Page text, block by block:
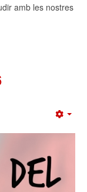
amb les nostres